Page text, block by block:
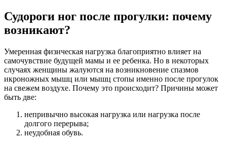
Судороги ног после прогулки: почему
возникают?
Умеренная физическая нагрузка благоприятно влияет на
самочувствие будущей мамы и ее ребенка. Но в некоторых
случаях женщины жалуются на возникновение спазмов
икроножных мышц или мышц стопы именно после прогулок
на свежем воздухе. Почему это происходит? Причины может
быть две:
непривычно высокая нагрузка или нагрузка после
долгого перерыва;
неудобная обувь.